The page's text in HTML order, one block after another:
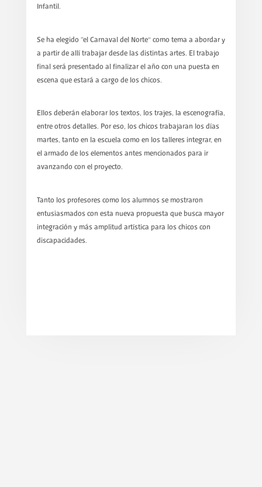
Infantil.
Se ha elegido “el Carnaval del Norte” como tema a abordar y
a partir de allí trabajar desde las distintas artes. El trabajo
final será presentado al finalizar el año con una puesta en
escena que estará a cargo de los chicos.
Ellos deberán elaborar los textos, los trajes, la escenografía,
entre otros detalles. Por eso, los chicos trabajaran los días
martes, tanto en la escuela como en los talleres integrar, en
el armado de los elementos antes mencionados para ir
avanzando con el proyecto.
Tanto los profesores como los alumnos se mostraron
entusiasmados con esta nueva propuesta que busca mayor
integración y más amplitud artística para los chicos con
discapacidades.